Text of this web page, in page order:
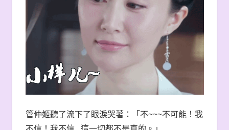
管仲姬聽了流下了眼淚哭著：「不~~~不可能！我